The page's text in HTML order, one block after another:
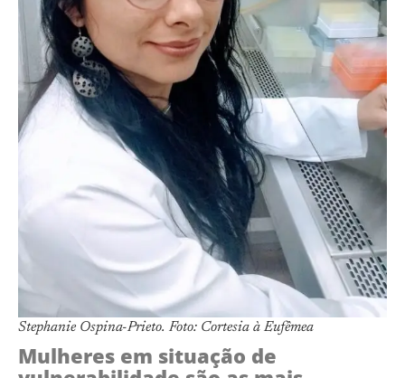
Stephanie Ospina-Prieto. Foto: Cortesia à Eufêmea
Mulheres em situação de